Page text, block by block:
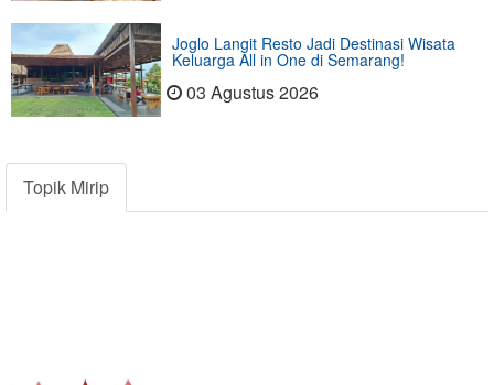
Joglo Langit Resto Jadi Destinasi Wisata
Keluarga All in One di Semarang!
03 Agustus 2026
Topik Mirip